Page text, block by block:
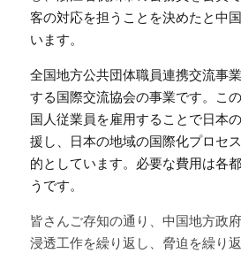
客の対応を担うことを決めたと中
います。
全国地方公共団体職員連携交流事
する国際交流協会の事業です。こ
国人従業員を雇用することで日本
援し、日本の地域の国際化プロセ
的としています。必要な費用は各
うです。
皆さんご存知の通り、中国地方政
浸透工作を繰り返し、脅迫を繰り